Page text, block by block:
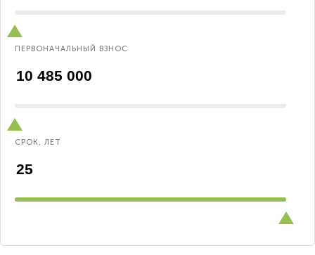
ПЕРВОНАЧАЛЬНЫЙ ВЗНОС
СРОК, ЛЕТ